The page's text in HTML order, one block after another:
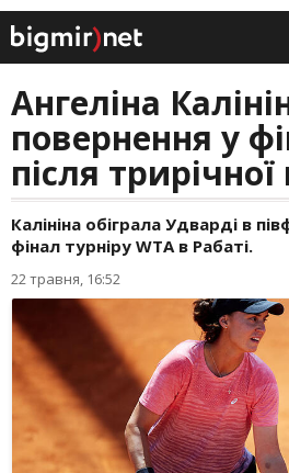
Ангеліна
повернення у
після
Калініна обіграла Удварді в
фінал турніру WTA в Рабаті.
22 травня, 16:52